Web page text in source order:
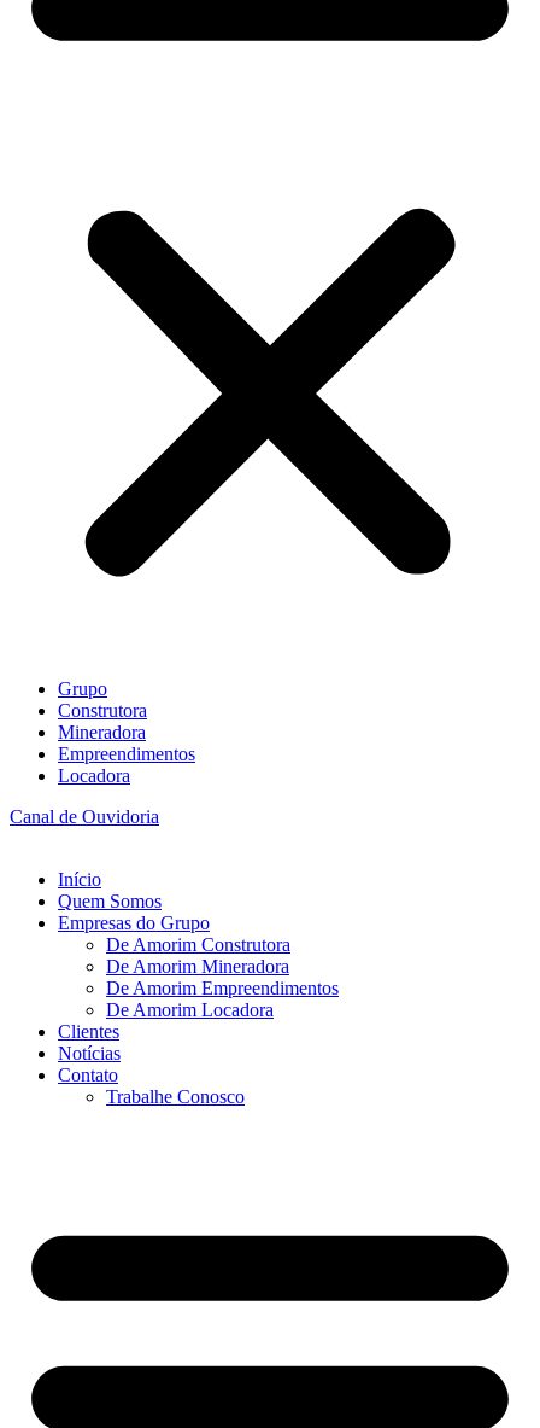
Grupo
Construtora
Mineradora
Empreendimentos
Locadora
Canal de Ouvidoria
Início
Quem Somos
Empresas do Grupo
De Amorim Construtora
De Amorim Mineradora
De Amorim Empreendimentos
De Amorim Locadora
Clientes
Notícias
Contato
Trabalhe Conosco